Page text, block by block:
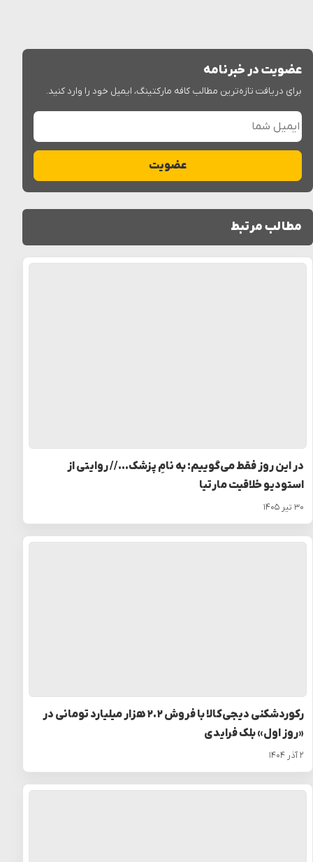
عضویت در خبرنامه
برای دریافت تازه‌ترین مطالب کافه مارکتینگ، ایمیل خود را وارد کنید.
ایمیل شما
عضویت
مطالب مرتبط
در این روز فقط می‌گوییم: به نامِ پزشک… // روایتی از
استودیو خلاقیت مارتیا
۳۰ تیر ۱۴۰۵
رکوردشکنی دیجی‌کالا با فروش ۲.۲ هزار میلیارد تومانی در
«روز اول» بلک فرایدی
۲ آذر ۱۴۰۴